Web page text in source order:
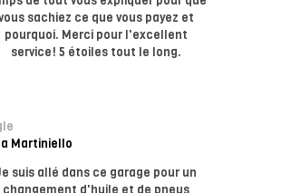
sachiez ce que vous payez et
pourquoi. Merci pour l'excellent
service! 5 étoiles tout le long.
suis allé dans ce garage pour un
changement d'huile et de pneus